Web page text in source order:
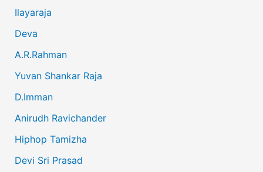
Ilayaraja
Deva
A.R.Rahman
Yuvan Shankar Raja
D.Imman
Anirudh Ravichander
Hiphop Tamizha
Devi Sri Prasad